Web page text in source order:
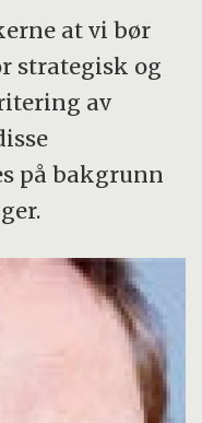
at vi bør
strategisk og
av
på bakgrunn